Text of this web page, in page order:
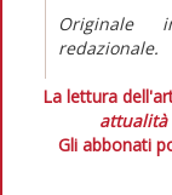
Originale
redazionale.
La lettura
attualità
Gli abbonati